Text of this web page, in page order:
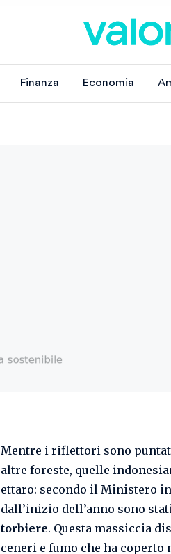
Finanza Economia
Mentre i riflettori sono
altre foreste, quelle
ettaro: secondo il Ministero
dall’inizio dell’anno sono
torbiere. Questa massiccia
ceneri e fumo che ha coperto